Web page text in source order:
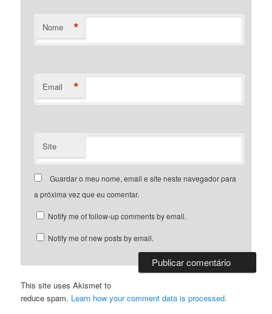
Nome *
Email *
Site
Guardar o meu nome, email e site neste navegador para
a próxima vez que eu comentar.
Notify me of follow-up comments by email.
Notify me of new posts by email.
This site uses Akismet to
reduce spam. Learn how your comment data is processed.